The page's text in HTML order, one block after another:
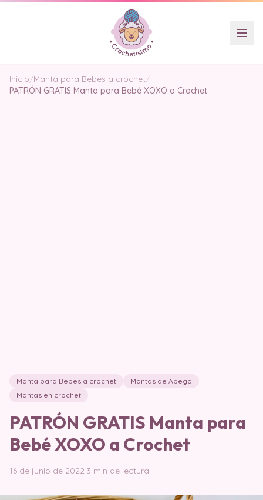
Inicio/Manta para Bebes a crochet/
PATRÓN GRATIS Manta para Bebé XOXO a Crochet
Manta para Bebes a crochet
Mantas de Apego
Mantas en crochet
PATRÓN GRATIS Manta para
Bebé XOXO a Crochet
16 de junio de 2022·3 min de lectura